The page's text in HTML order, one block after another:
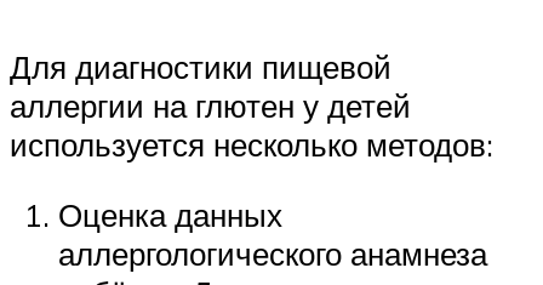
Для диагностики пищевой
аллергии на глютен у детей
используется несколько методов:
Оценка данных
аллергологического анамнеза